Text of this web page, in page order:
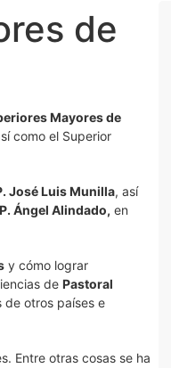
de
Mayores de
como el Superior
José Luis Munilla, así
P. Ángel Alindado, en
y cómo lograr
de Pastoral
de otros países e
Entre otras cosas se ha